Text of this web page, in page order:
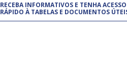
RECEBA INFORMATIVOS E TENHA ACESSO
RÁPIDO À TABELAS E DOCUMENTOS